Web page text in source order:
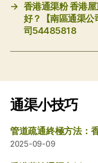
→ 香港通渠粉 香港
好？【南區通渠
司54485818
通渠小技巧
管道疏通終極方法：
2025-09-09